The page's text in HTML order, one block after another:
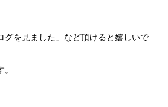
グを見ました」など頂けると嬉しいで